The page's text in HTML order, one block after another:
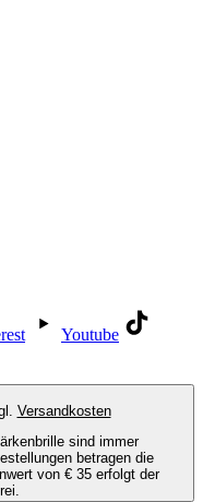
Youtube
Versandkosten
sind immer
betragen die
von € 35 erfolgt der